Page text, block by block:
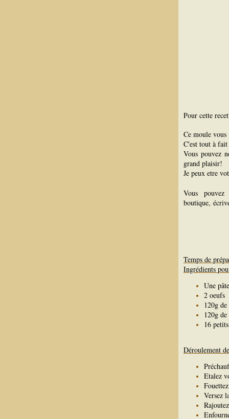
Pour cette
Ce moule vous
C'est tout à
Vous pouvez
grand plaisir!
Je peux etre
Vous pouvez
boutique,
Temps de
Ingrédients
Une
2 oeufs
120g
120g
16
Déroulement
Etalez
Versez